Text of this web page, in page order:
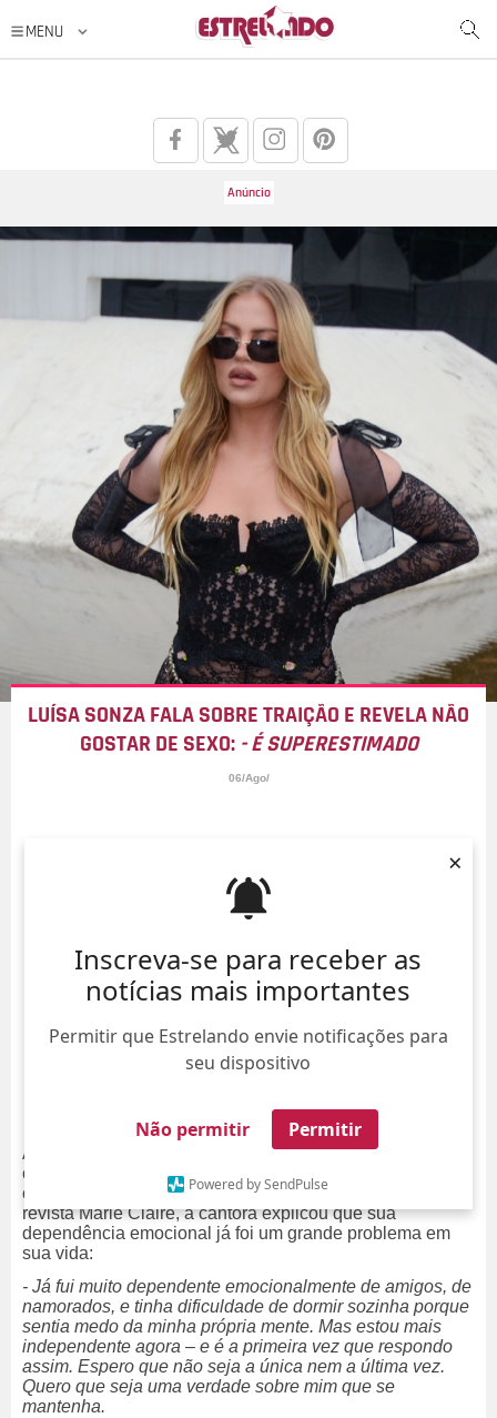
Inscreva-se para receber as
notícias mais importantes
Permitir que Estrelando envie notificações para
seu dispositivo
Não permitir Permitir
Powered by SendPulse
×
LUÍSA SONZA FALA SOBRE TRAIÇÃO E REVELA NÃO
GOSTAR DE SEXO: - É SUPERESTIMADO
06/Ago/
Após passar por um término conturbado, com direito à
carta aberta na Ana Maria Braga, Luísa Sonza abriu o
coração sobre seus relacionamentos. De acordo com a
revista Marie Claire, a cantora explicou que sua
dependência emocional já foi um grande problema em
sua vida:
- Já fui muito dependente emocionalmente de amigos, de
namorados, e tinha dificuldade de dormir sozinha porque
sentia medo da minha própria mente. Mas estou mais
independente agora – e é a primeira vez que respondo
assim. Espero que não seja a única nem a última vez.
Quero que seja uma verdade sobre mim que se
mantenha.